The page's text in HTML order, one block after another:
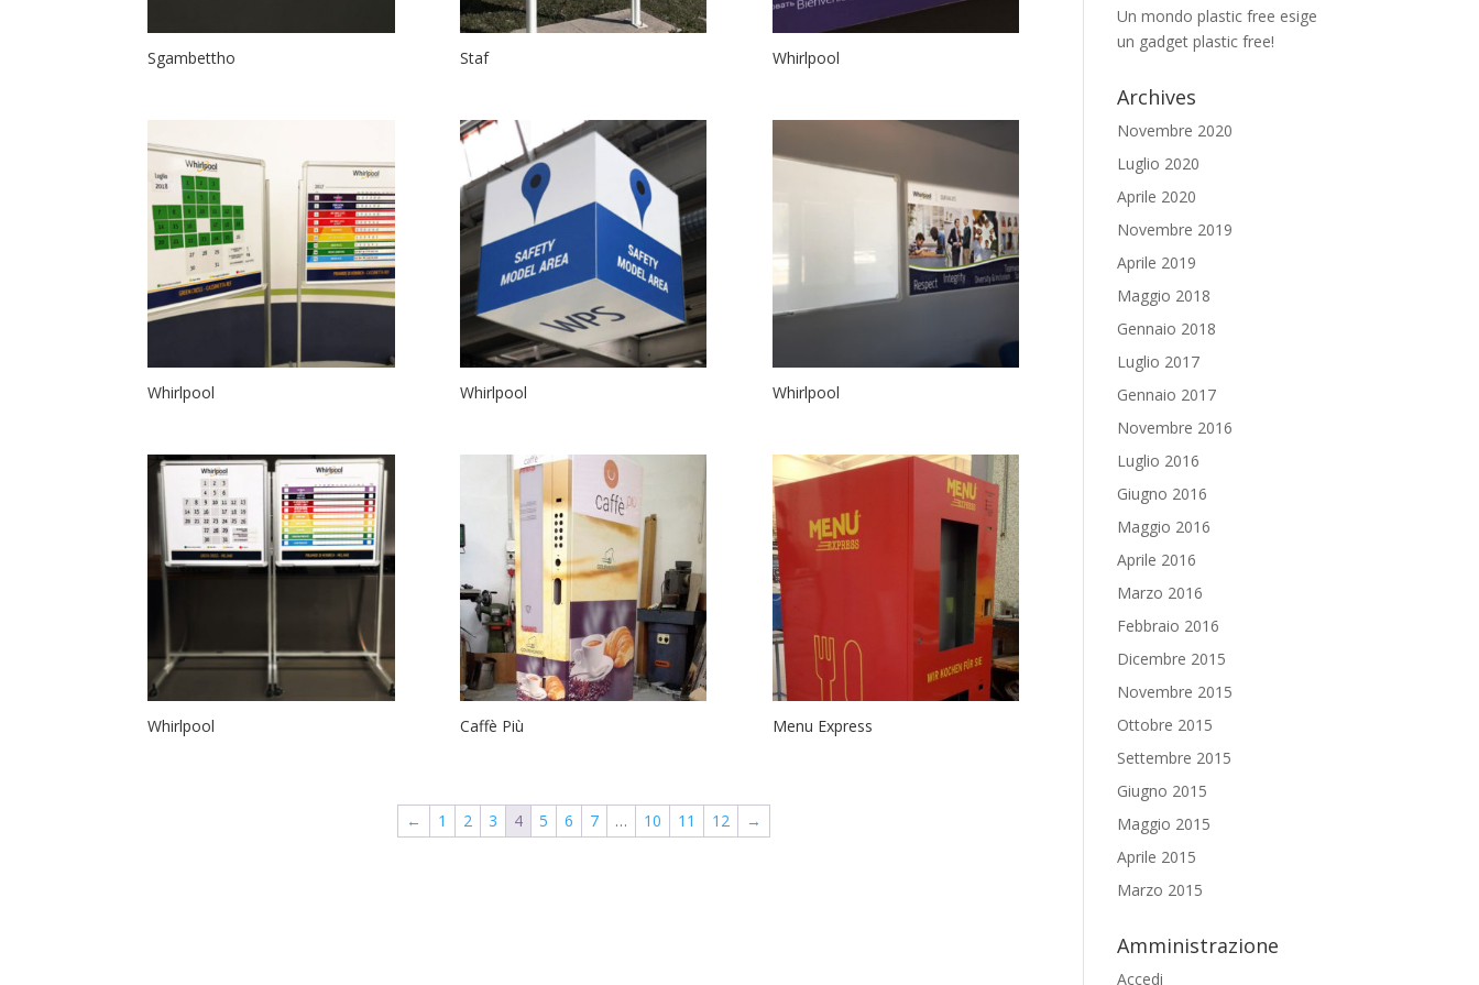
Sgambettho Staf Whirlpool
Whirlpool Whirlpool Whirlpool
Whirlpool Caffè Più Menu Express
← 1 2 3 4 5 6 7 … 10 11 12 →
Un mondo plastic free esige
un gadget plastic free!
Archives
Novembre 2020
Luglio 2020
Aprile 2020
Novembre 2019
Aprile 2019
Maggio 2018
Gennaio 2018
Luglio 2017
Gennaio 2017
Novembre 2016
Luglio 2016
Giugno 2016
Maggio 2016
Aprile 2016
Marzo 2016
Febbraio 2016
Dicembre 2015
Novembre 2015
Ottobre 2015
Settembre 2015
Giugno 2015
Maggio 2015
Aprile 2015
Marzo 2015
Amministrazione
Accedi